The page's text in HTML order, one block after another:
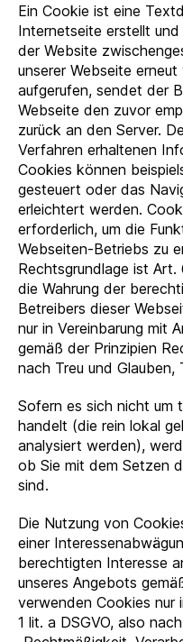
Ein Cookie ist eine
Internetseite erstellt
der Website
unserer Webseite
aufgerufen, sendet der
Webseite den zuvor
zurück an den Server.
Verfahren erhaltenen
Cookies können
gesteuert oder das
erleichtert werden.
erforderlich, um die
Webseiten-Betriebs zu
Rechtsgrundlage ist Art.
die Wahrung der
Betreibers dieser
nur in Vereinbarung mit
gemäß der Prinzipien
nach Treu und Glauben,
Sofern es sich nicht um
handelt (die rein lokal
analysiert werden),
ob Sie mit dem Setzen
sind.
Die Nutzung von
einer
berechtigten Interesse
unseres Angebots
verwenden Cookies nur
1 lit. a DSGVO, also